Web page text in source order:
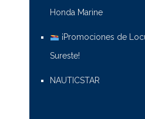
Honda Marine
¡Promociones de
Sureste!
NAUTICSTAR